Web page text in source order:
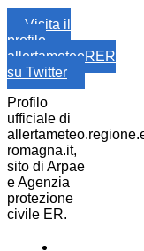
Visita il
profilo
allertameteoRER
su Twitter
Profilo
ufficiale di
romagna.it,
sito di Arpae
e Agenzia
protezione
civile ER.